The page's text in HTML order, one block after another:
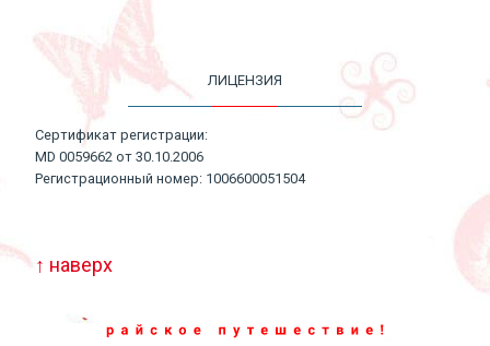
ЛИЦЕНЗИЯ
Сертификат регистрации:
MD 0059662 от 30.10.2006
Регистрационный номер: 1006600051504
↑ наверх